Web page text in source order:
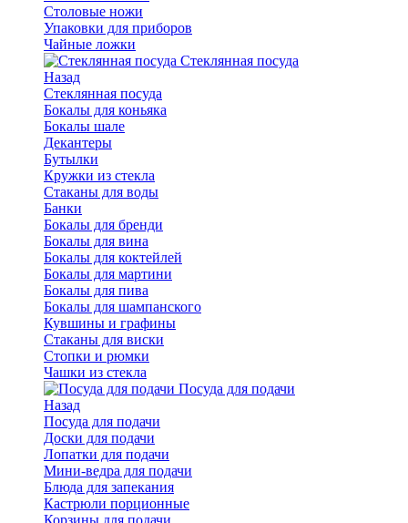
Столовые ножи
Упаковки для приборов
Чайные ложки
Стеклянная посуда
Назад
Стеклянная посуда
Бокалы для коньяка
Бокалы шале
Декантеры
Бутылки
Кружки из стекла
Стаканы для воды
Банки
Бокалы для бренди
Бокалы для вина
Бокалы для коктейлей
Бокалы для мартини
Бокалы для пива
Бокалы для шампанского
Кувшины и графины
Стаканы для виски
Стопки и рюмки
Чашки из стекла
Посуда для подачи
Назад
Посуда для подачи
Доски для подачи
Лопатки для подачи
Мини-ведра для подачи
Блюда для запекания
Кастрюли порционные
Корзины для подачи